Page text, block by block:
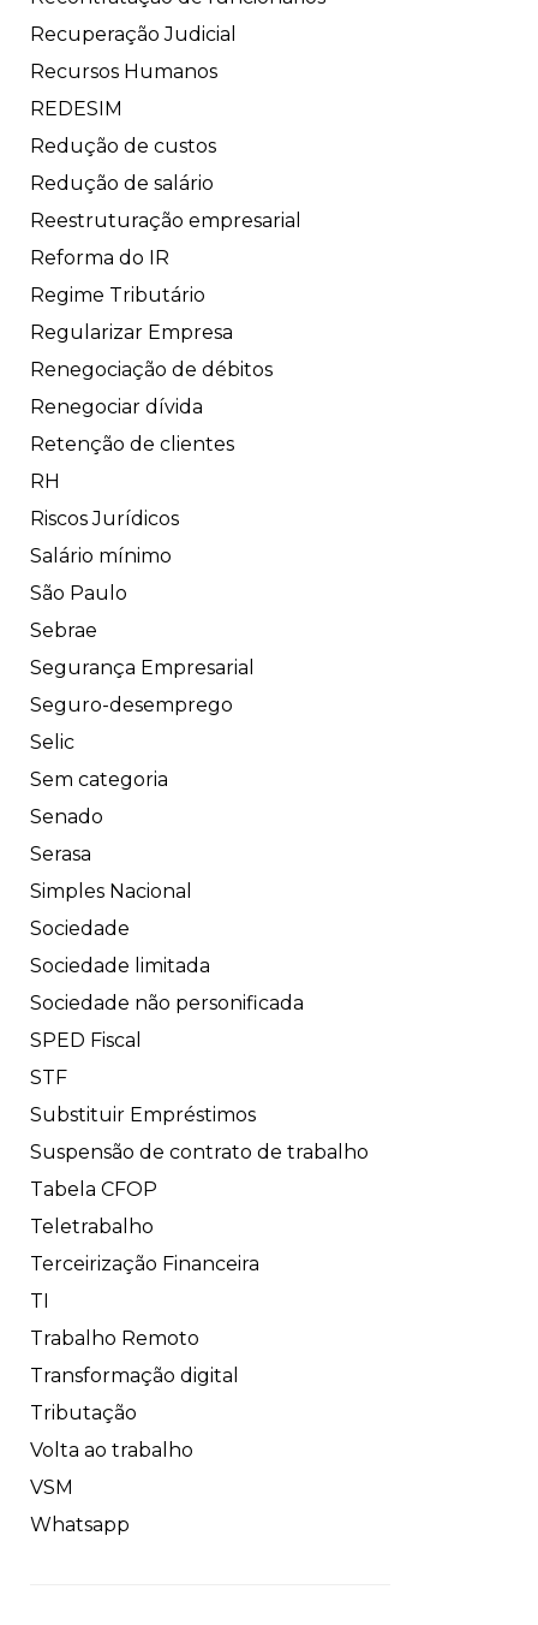
Recuperação Judicial
Recursos Humanos
REDESIM
Redução de custos
Redução de salário
Reestruturação empresarial
Reforma do IR
Regime Tributário
Regularizar Empresa
Renegociação de débitos
Renegociar dívida
Retenção de clientes
RH
Riscos Jurídicos
Salário mínimo
São Paulo
Sebrae
Segurança Empresarial
Seguro-desemprego
Selic
Sem categoria
Senado
Serasa
Simples Nacional
Sociedade
Sociedade limitada
Sociedade não personificada
SPED Fiscal
STF
Substituir Empréstimos
Suspensão de contrato de trabalho
Tabela CFOP
Teletrabalho
Terceirização Financeira
TI
Trabalho Remoto
Transformação digital
Tributação
Volta ao trabalho
VSM
Whatsapp